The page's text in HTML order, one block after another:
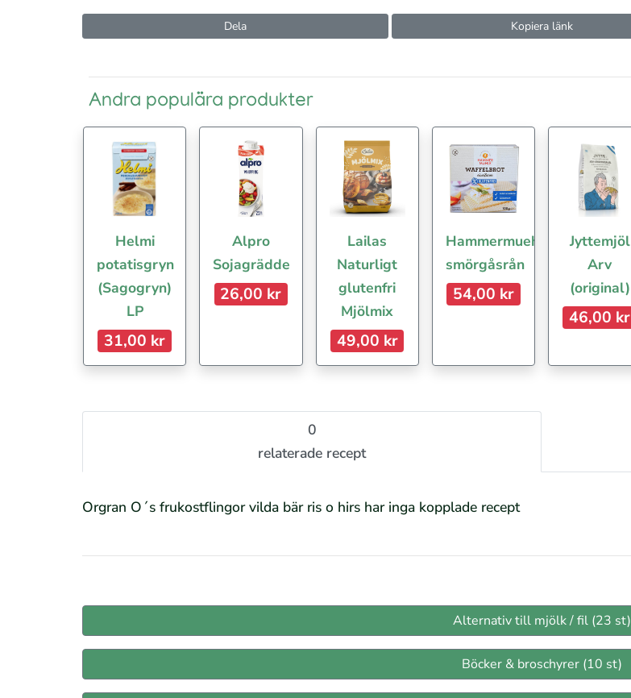
Dela Kopiera länk
Andra populära produkter
Helmi
potatisgryn
(Sagogryn)
LP
31,00 kr
Alpro
Sojagrädde
26,00 kr
Lailas
Naturligt
glutenfri
Mjölmix
49,00 kr
Hammermuehle
smörgåsrån
54,00 kr
Jyttemjöl
Arv
(original)
46,00 kr
0
relaterade recept
Orgran O´s frukostflingor vilda bär ris o hirs har inga kopplade recept
Alternativ till mjölk / fil (23 st)
Böcker & broschyrer (10 st)